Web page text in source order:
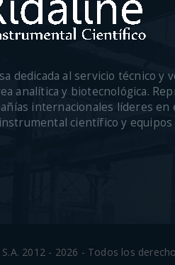
dedicada al servicio técnico y
analítica y biotecnológica.
internacionales líderes en
científico y
2012 - 2026 - Todos los